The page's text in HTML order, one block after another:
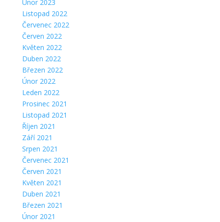
Únor 2023
Listopad 2022
Červenec 2022
Červen 2022
Květen 2022
Duben 2022
Březen 2022
Únor 2022
Leden 2022
Prosinec 2021
Listopad 2021
Říjen 2021
Září 2021
Srpen 2021
Červenec 2021
Červen 2021
Květen 2021
Duben 2021
Březen 2021
Únor 2021